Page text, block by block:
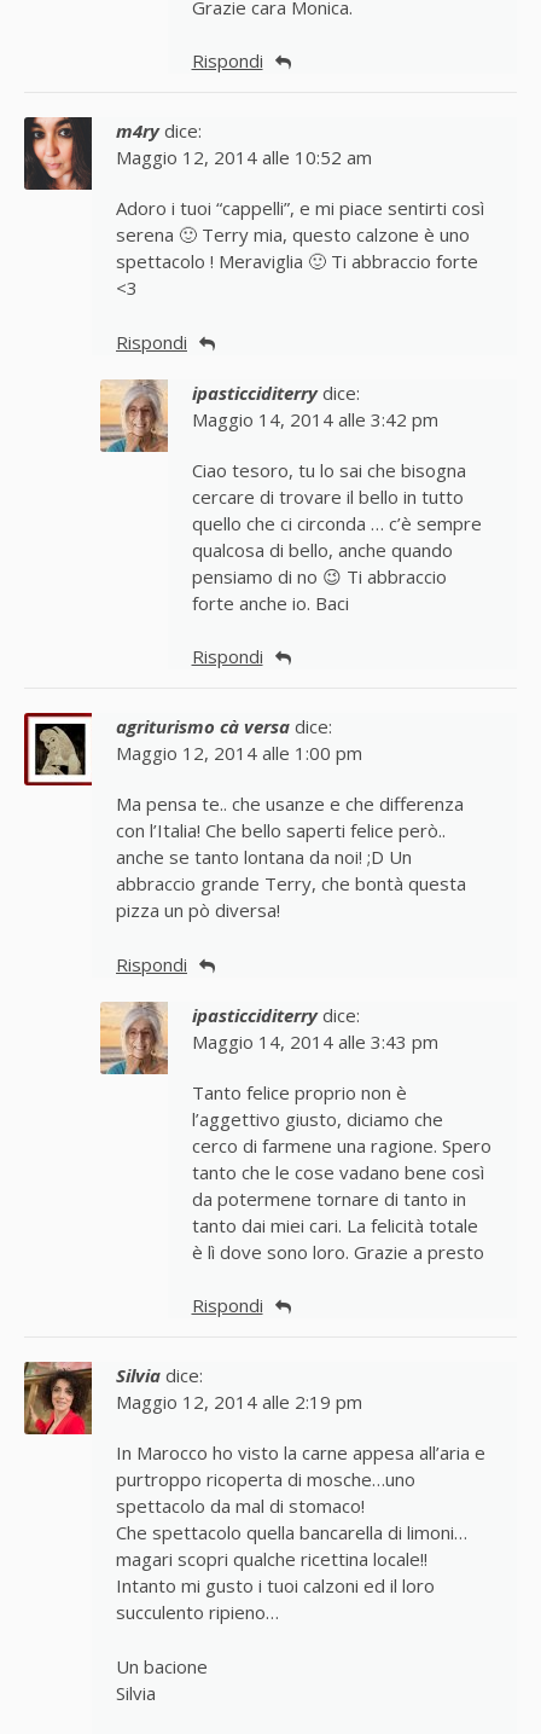
Grazie cara Monica.
Rispondi
m4ry dice:
Maggio 12, 2014 alle 10:52 am
Adoro i tuoi “cappelli”, e mi piace sentirti così
serena 🙂 Terry mia, questo calzone è uno
spettacolo ! Meraviglia 🙂 Ti abbraccio forte
<3
Rispondi
ipasticciditerry dice:
Maggio 14, 2014 alle 3:42 pm
Ciao tesoro, tu lo sai che bisogna
cercare di trovare il bello in tutto
quello che ci circonda … c’è sempre
qualcosa di bello, anche quando
pensiamo di no 😉 Ti abbraccio
forte anche io. Baci
Rispondi
agriturismo cà versa dice:
Maggio 12, 2014 alle 1:00 pm
Ma pensa te.. che usanze e che differenza
con l’Italia! Che bello saperti felice però..
anche se tanto lontana da noi! ;D Un
abbraccio grande Terry, che bontà questa
pizza un pò diversa!
Rispondi
ipasticciditerry dice:
Maggio 14, 2014 alle 3:43 pm
Tanto felice proprio non è
l’aggettivo giusto, diciamo che
cerco di farmene una ragione. Spero
tanto che le cose vadano bene così
da potermene tornare di tanto in
tanto dai miei cari. La felicità totale
è lì dove sono loro. Grazie a presto
Rispondi
Silvia dice:
Maggio 12, 2014 alle 2:19 pm
In Marocco ho visto la carne appesa all’aria e
purtroppo ricoperta di mosche…uno
spettacolo da mal di stomaco!
Che spettacolo quella bancarella di limoni…
magari scopri qualche ricettina locale!!
Intanto mi gusto i tuoi calzoni ed il loro
succulento ripieno…
Un bacione
Silvia